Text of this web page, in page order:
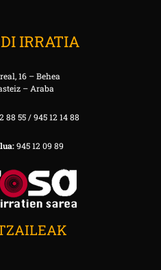
IRRATIA
16 – Behea
– Araba
88 55 / 945 12 14 88
945 12 09 89